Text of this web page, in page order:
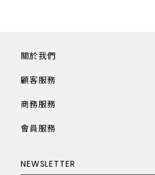
訂閱電子報
關於我們
顧客服務
商務服務
會員服務
NEWSLETTER